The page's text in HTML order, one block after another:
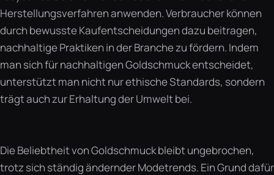
Herstellungsverfahren anwenden. Verbraucher können
durch bewusste Kaufentscheidungen dazu beitragen,
nachhaltige Praktiken in der Branche zu fördern. Indem
man sich für nachhaltigen Goldschmuck entscheidet,
unterstützt man nicht nur ethische Standards, sondern
trägt auch zur Erhaltung der Umwelt bei.
Die Beliebtheit von Goldschmuck bleibt ungebrochen,
trotz sich ständig ändernder Modetrends. Ein Grund dafür